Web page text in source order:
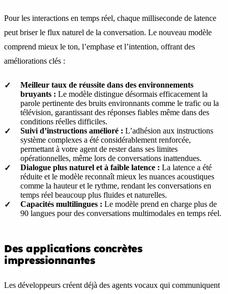
Pour les interactions en temps réel, chaque milliseconde de latence
peut briser le flux naturel de la conversation. Le nouveau modèle
comprend mieux le ton, l’emphase et l’intention, offrant des
améliorations clés :
Meilleur taux de réussite dans des environnements
bruyants : Le modèle distingue désormais efficacement la
parole pertinente des bruits environnants comme le trafic ou la
télévision, garantissant des réponses fiables même dans des
conditions réelles difficiles.
Suivi d’instructions amélioré : L’adhésion aux instructions
système complexes a été considérablement renforcée,
permettant à votre agent de rester dans ses limites
opérationnelles, même lors de conversations inattendues.
Dialogue plus naturel et à faible latence : La latence a été
réduite et le modèle reconnaît mieux les nuances acoustiques
comme la hauteur et le rythme, rendant les conversations en
temps réel beaucoup plus fluides et naturelles.
Capacités multilingues : Le modèle prend en charge plus de
90 langues pour des conversations multimodales en temps réel.
Des applications concrètes
impressionnantes
Les développeurs créent déjà des agents vocaux qui communiquent